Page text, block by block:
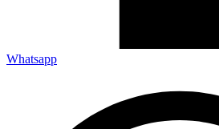
Whatsapp